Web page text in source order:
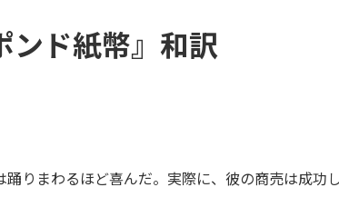
ンド紙幣』和訳
りまわるほど喜んだ。実際に、彼の商売は成功